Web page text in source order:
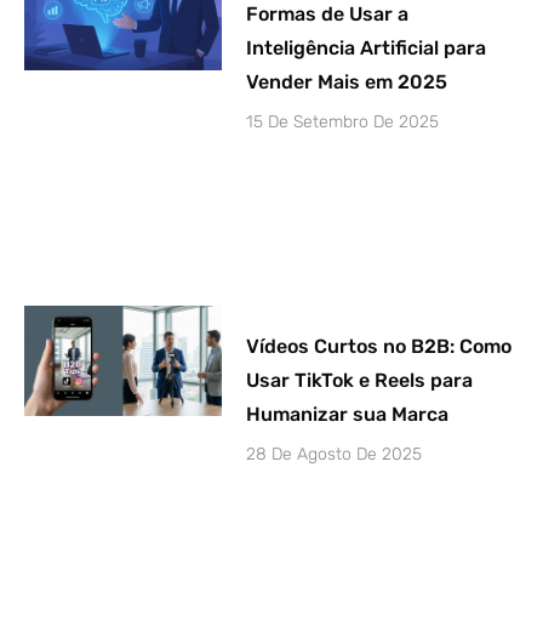
Formas de Usar a
Inteligência Artificial para
Vender Mais em 2025
15 De Setembro De 2025
Vídeos Curtos no B2B: Como
Usar TikTok e Reels para
Humanizar sua Marca
28 De Agosto De 2025